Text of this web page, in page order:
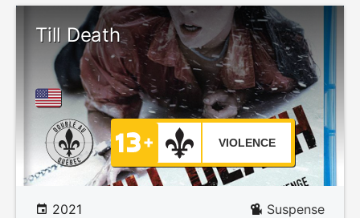
Till Death
VIOLENCE
2021 Suspense